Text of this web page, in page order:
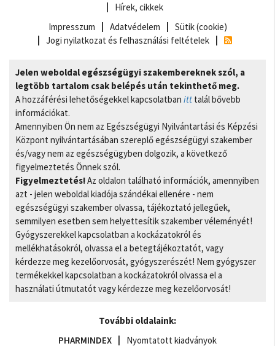
Hírek, cikkek
Impresszum
Adatvédelem
Sütik (cookie)
Jogi nyilatkozat és felhasználási feltételek
Jelen weboldal egészségügyi szakembereknek szól, a
legtöbb tartalom csak belépés után tekinthető meg.
A hozzáférési lehetőségekkel kapcsolatban itt talál bővebb
információkat.
Amennyiben Ön nem az Egészségügyi Nyilvántartási és Képzési
Központ nyilvántartásában szereplő egészségügyi szakember
és/vagy nem az egészségügyben dolgozik, a következő
figyelmeztetés Önnek szól.
Figyelmeztetés!Az oldalon található információk, amennyiben
azt - jelen weboldal kiadója szándékai ellenére - nem
egészségügyi szakember olvassa, tájékoztató jellegűek,
semmilyen esetben sem helyettesítik szakember véleményét!
Gyógyszerekkel kapcsolatban a kockázatokról és
mellékhatásokról, olvassa el a betegtájékoztatót, vagy
kérdezze meg kezelőorvosát, gyógyszerészét! Nem gyógyszer
termékekkel kapcsolatban a kockázatokról olvassa el a
használati útmutatót vagy kérdezze meg kezelőorvosát!
További oldalaink:
PHARMINDEX
Nyomtatott kiadványok